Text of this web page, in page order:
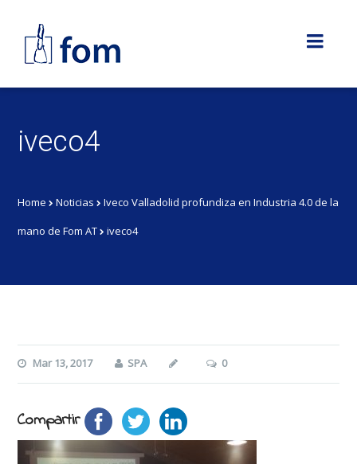
iveco4
Home Noticias
Iveco Valladolid profundiza en Industria 4.0 de la
mano de Fom AT
iveco4
Mar 13, 2017 SPA 0
Compartir